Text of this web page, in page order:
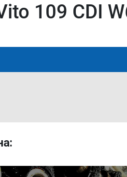
109 CDI